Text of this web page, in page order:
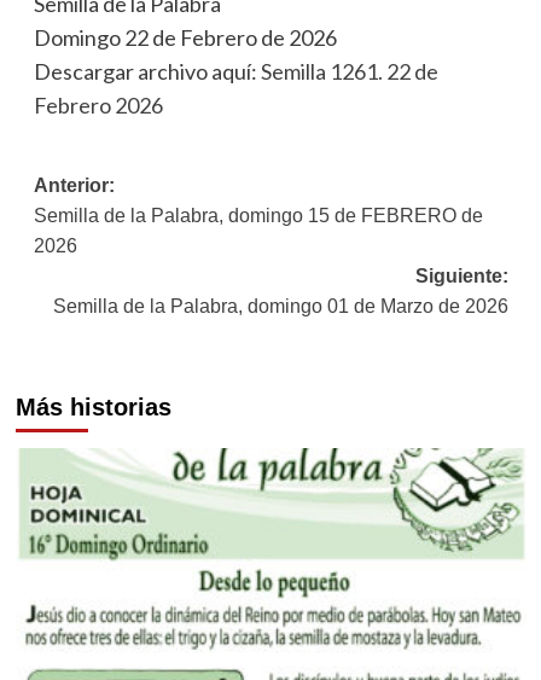
Domingo 22 de Febrero de 2026
Descargar archivo aquí:Semilla 1261. 22 de
Febrero 2026
Navegación
de
Anterior:
Semilla de la Palabra, domingo 15 de FEBRERO de
2026
Siguiente:
Semilla de la Palabra, domingo 01 de Marzo de 2026
Más historias